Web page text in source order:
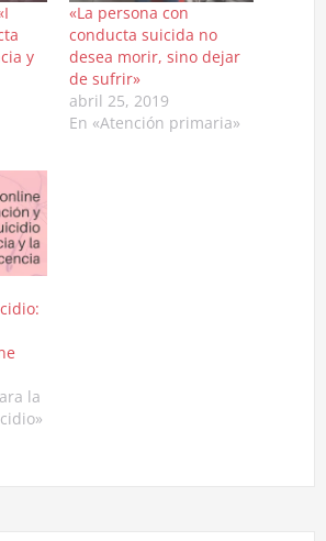
y
«La persona con
conducta suicida no
desea morir, sino dejar
de sufrir»
abril 25, 2019
En «Atención primaria»
la